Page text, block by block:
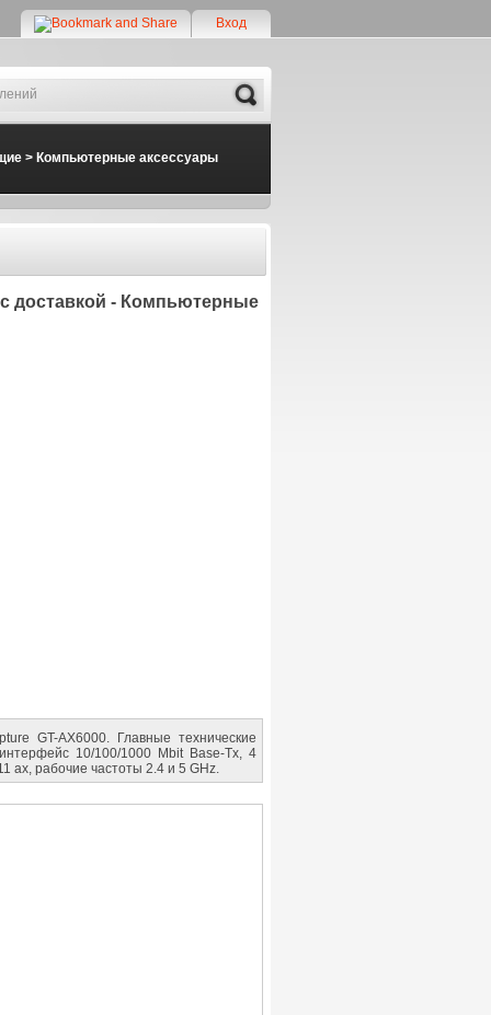
Вход
Search
> Компьютерные аксессуары
доставкой - Компьютерные
GT-AX6000. Главные технические
10/100/1000 Mbit Base-Tx, 4
ax, рабочие частоты 2.4 и 5 GHz.